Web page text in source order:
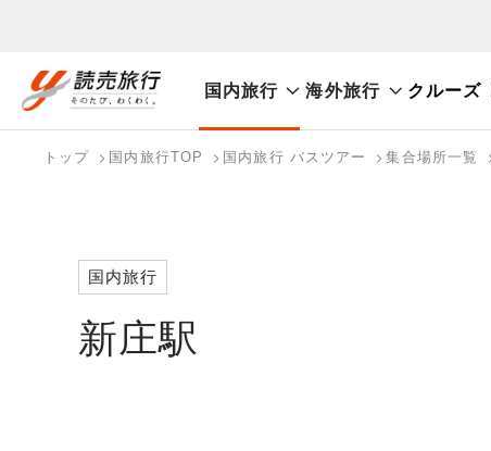
国内旅行 海外旅行 クルーズ
国内旅行トップ
海外旅行トップ
トップ 国内旅行TOP 国内旅行 バスツアー 集合場所一覧
新庄駅
国内旅行